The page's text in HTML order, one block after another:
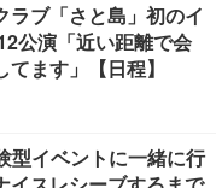
ラブ「さと島」初のイ
公演「近い距離で会
ます」【日程】
型イベントに一緒に行